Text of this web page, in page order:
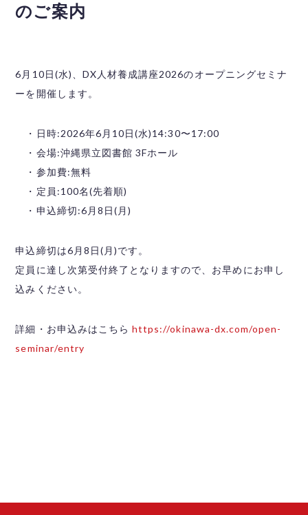
のご案内
6月10日(水)、DX人材養成講座2026のオープニングセミナ
ーを開催します。
・日時:2026年6月10日(水)14:30〜17:00
・会場:沖縄県立図書館 3Fホール
・参加費:無料
・定員:100名(先着順)
・申込締切:6月8日(月)
申込締切は6月8日(月)です。
定員に達し次第受付終了となりますので、お早めにお申し
込みください。
詳細・お申込みはこちらhttps://okinawa-dx.com/open-
seminar/entry